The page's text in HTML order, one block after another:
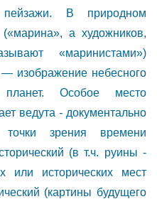
В природном
а художников,
«маринистами»)
изображение небесного
Особое место
ведута -документально
зрения времени
(в т.ч. руины -
или исторических мест
(картины будущего